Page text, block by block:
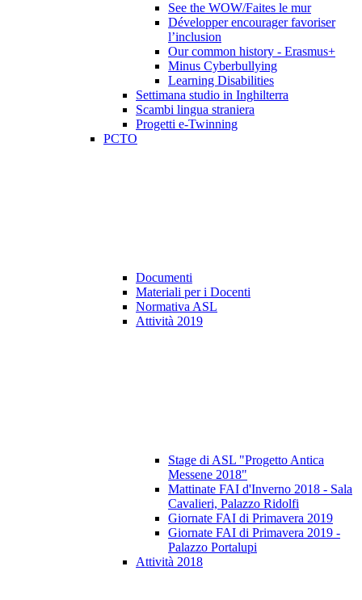
See the WOW/Faites le mur
Développer encourager favoriser
l’inclusion
Our common history - Erasmus+
Minus Cyberbullying
Learning Disabilities
Settimana studio in Inghilterra
Scambi lingua straniera
Progetti e-Twinning
PCTO
Documenti
Materiali per i Docenti
Normativa ASL
Attività 2019
Stage di ASL "Progetto Antica
Messene 2018"
Mattinate FAI d'Inverno 2018 - Sala
Cavalieri, Palazzo Ridolfi
Giornate FAI di Primavera 2019
Giornate FAI di Primavera 2019 -
Palazzo Portalupi
Attività 2018